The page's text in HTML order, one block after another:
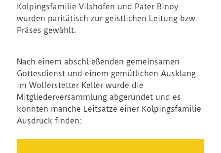
Kolpingsfamilie Vilshofen und Pater Binoy
wurden paritätisch zur geistlichen Leitung bzw.
Präses gewählt.
Nach einem abschließenden gemeinsamen
Gottesdienst und einem gemütlichen Ausklang
im Wolferstetter Keller wurde die
Mitgliederversammlung abgerundet und es
konnten manche Leitsätze einer Kolpingsfamilie
Ausdruck finden: